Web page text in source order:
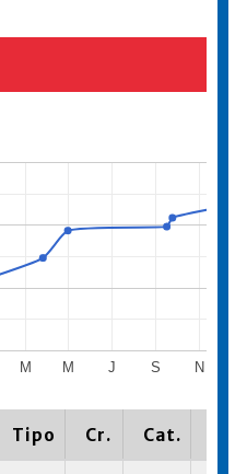
M M J S N
Tipo Cr. Cat.